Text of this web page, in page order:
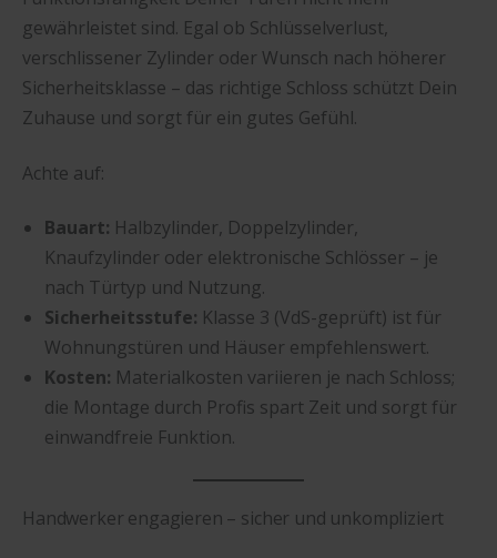
gewährleistet sind. Egal ob Schlüsselverlust,
verschlissener Zylinder oder Wunsch nach höherer
Sicherheitsklasse – das richtige Schloss schützt Dein
Zuhause und sorgt für ein gutes Gefühl.
Achte auf:
Bauart: Halbzylinder, Doppelzylinder,
Knaufzylinder oder elektronische Schlösser – je
nach Türtyp und Nutzung.
Sicherheitsstufe: Klasse 3 (VdS-geprüft) ist für
Wohnungstüren und Häuser empfehlenswert.
Kosten: Materialkosten variieren je nach Schloss;
die Montage durch Profis spart Zeit und sorgt für
einwandfreie Funktion.
Handwerker engagieren – sicher und unkompliziert